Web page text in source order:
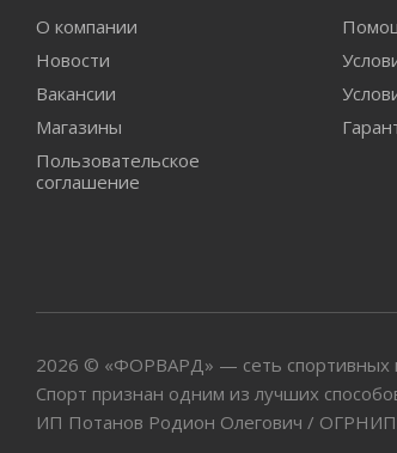
О компании
Новости
Вакансии
Магазины
Пользовательское
соглашение
2026 © «ФОРВАРД» — сеть спортивных
Спорт признан одним из лучших
ИП Потанов Родион Олегович /